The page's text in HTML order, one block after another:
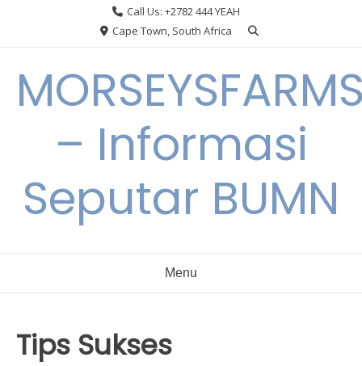
Call Us: +2782 444 YEAH
Cape Town, South Africa
– Informasi
Seputar BUMN
Menu
Tips Sukses